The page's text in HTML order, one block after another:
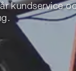
kundservice